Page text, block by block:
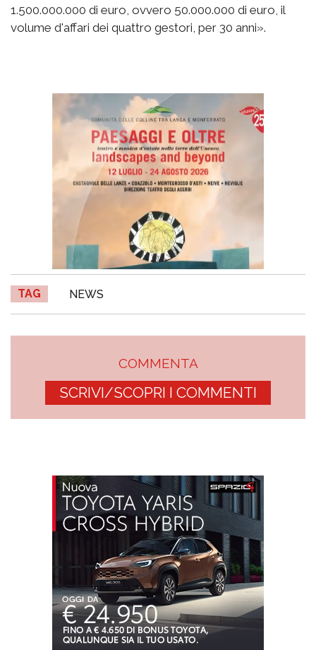
1.500.000.000 di euro, ovvero 50.000.000 di euro, il
volume d'affari dei quattro gestori, per 30 anni».
TAG NEWS
COMMENTA
SCRIVI/SCOPRI I COMMENTI